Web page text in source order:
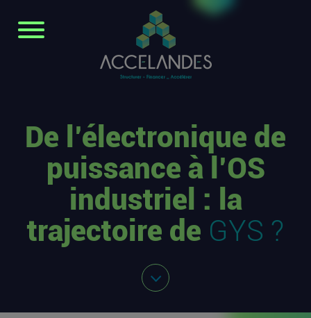
De l’électronique de
puissance à l’OS
industriel : la
trajectoire de GYS ?